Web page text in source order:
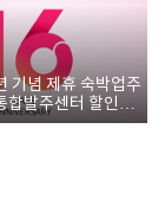
기념 제휴 숙박업주
합발주센터 할인쿠